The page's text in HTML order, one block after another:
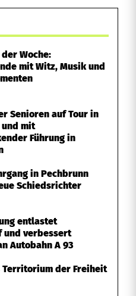
Woche:
mit Witz, Musik und
Senioren auf Tour in
und mit
Führung in
in Pechbrunn
Schiedsrichter
entlastet
und verbessert
Autobahn A 93
Territorium der Freiheit